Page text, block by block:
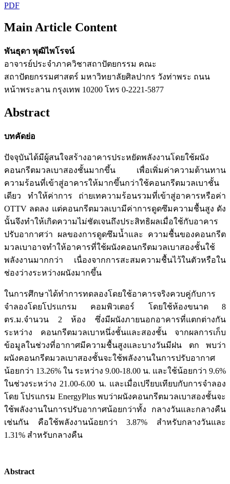
PDF
Main Article Content
พันธุดา พุฒิไพโรจน์
อาจารย์ประจำภาควิชาสถาปัตยกรรม คณะ
สถาปัตยกรรมศาสตร์ มหาวิทยาลัยศิลปากร วังท่าพระ ถนน
หน้าพระลาน กรุงเทพ 10200 โทร 0-2221-5877
Abstract
บทคัดย่อ
ปัจจุบันได้มีผู้สนใจสร้างอาคารประหยัดพลังงานโดยใช้ผนัง
คอนกรีตมวลเบาสองชั้นมากขึ้น เพื่อเพิ่มค่าความต้านทาน
ความร้อนที่เข้าสู่อาคารให้มากขึ้นกว่าใช้คอนกรีตมวลเบาชั้น
เดียว ทำให้ค่าการ ถ่ายเทความร้อนรวมที่เข้าสู่อาคารหรือค่า
OTTV ลดลง แต่คอนกรีตมวลเบามีค่าการดูดซึมความชื้นสูง ดัง
นั้นจึงทำให้เกิดความไม่ชัดเจนถึงประสิทธิผลเมื่อใช้กับอาคาร
ปรับอากาศว่า ผลของการดูดซึมน้ำและ ความชื้นของคอนกรีต
มวลเบาอาจทำให้อาคารที่ใช้ผนังคอนกรีตมวลเบาสองชั้นใช้
พลังงานมากกว่า เนื่องจากการสะสมความชื้นไว้ในตัวหรือใน
ช่องว่างระหว่างผนังมากขึ้น
ในการศึกษาได้ทำการทดลองโดยใช้อาคารจริงควบคู่กับการ
จำลองโดยโปรแกรม คอมพิวเตอร์ โดยใช้ห้องขนาด 8
ตร.ม.จำนวน 2 ห้อง ซึ่งมีผนังภายนอกอาคารที่แตกต่างกัน
ระหว่าง คอนกรีตมวลเบาหนึ่งชั้นและสองชั้น จากผลการเก็บ
ข้อมูลในช่วงที่อากาศมีความชื้นสูงและบางวันมีฝน ตก พบว่า
ผนังคอนกรีตมวลเบาสองชั้นจะใช้พลังงานในการปรับอากาศ
น้อยกว่า 13.26% ใน ระหว่าง 9.00-18.00 น. และใช้น้อยกว่า 9.6%
ในช่วงระหว่าง 21.00-6.00 น. และเมื่อเปรียบเทียบกับการจำลอง
โดย โปรแกรม EnergyPlus พบว่าผนังคอนกรีตมวลเบาสองชั้นจะ
ใช้พลังงานในการปรับอากาศน้อยกว่าทั้ง กลางวันและกลางคืน
เช่นกัน คือใช้พลังงานน้อยกว่า 3.87% สำหรับกลางวันและ
1.31% สำหรับกลางคืน
Abstract